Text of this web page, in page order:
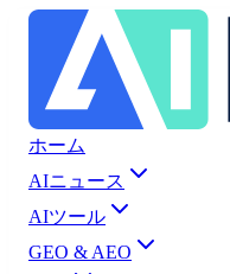
ホーム
AIニュース
AIツール
GEO & AEO